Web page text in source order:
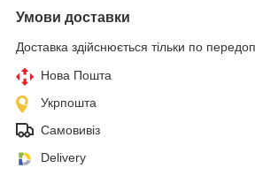
Умови доставки
Доставка здійснюється тільки по
Нова Пошта
Укрпошта
Самовивіз
Delivery